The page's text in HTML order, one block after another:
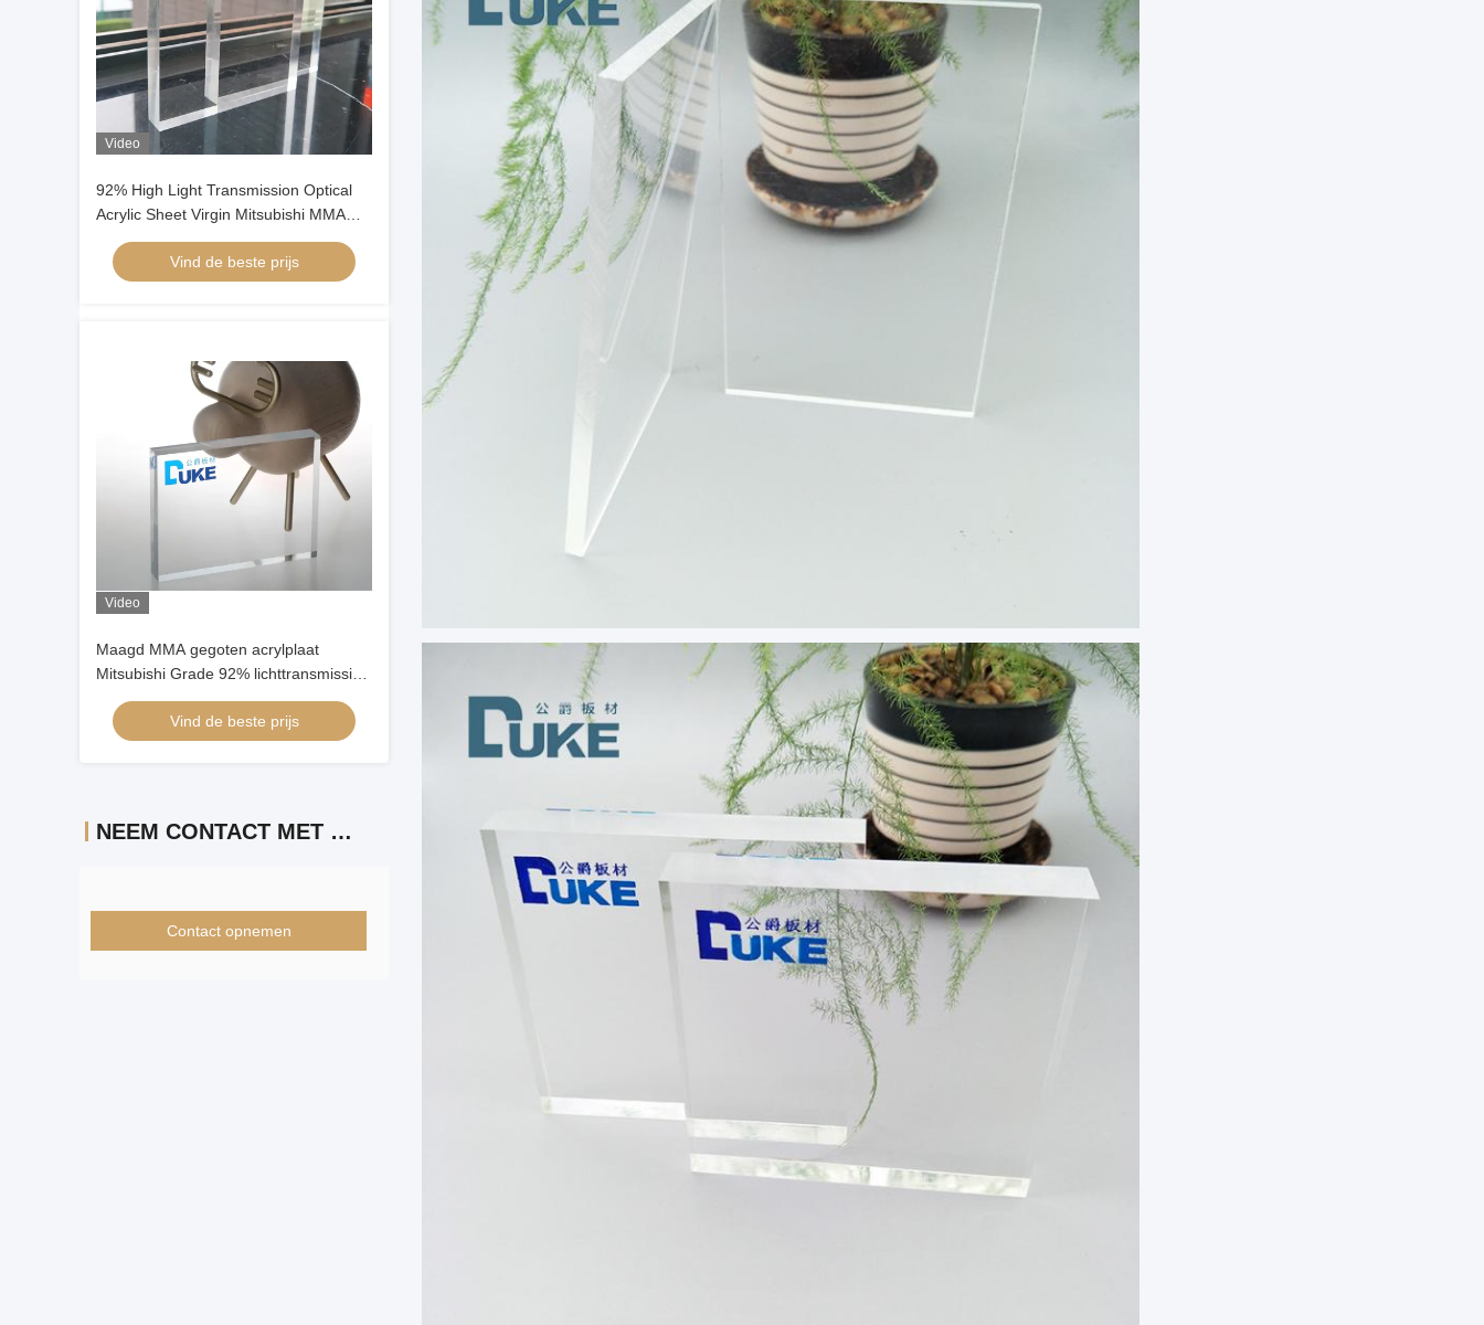
Video
92% High Light Transmission Optical
Acrylic Sheet Virgin Mitsubishi MMA
Material Custom Cutting Service for
Display
Vind de beste prijs
Video
Maagd MMA gegoten acrylplaat
Mitsubishi Grade 92% lichttransmissie
hoge helderheid maatgesneden
Vind de beste prijs
NEEM CONTACT MET ONS OP
Contact opnemen